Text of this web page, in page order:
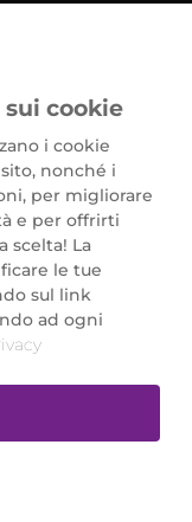
cookie
i cookie
nonché i
per migliorare
e per offrirti
scelta! La
le tue
sul link
ad ogni